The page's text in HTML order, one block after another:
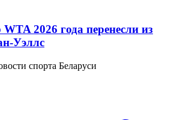
2026 года перенесли из
Уэллс
спорта Беларуси